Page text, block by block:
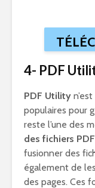
4- PDF
PDF Utility
populaires pour
reste l’une des
des fichiers PDF
fusionner des
également de
des pages. Ces